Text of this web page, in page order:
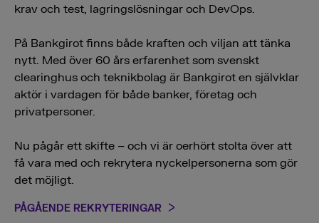
krav och test, lagringslösningar och DevOps.
På Bankgirot finns både kraften och viljan att tänka
nytt. Med över 60 års erfarenhet som svenskt
clearinghus och teknikbolag är Bankgirot en självklar
aktör i vardagen för både banker, företag och
privatpersoner.
Nu pågår ett skifte – och vi är oerhört stolta över att
få vara med och rekrytera nyckelpersonerna som gör
det möjligt.
PÅGÅENDE REKRYTERINGAR